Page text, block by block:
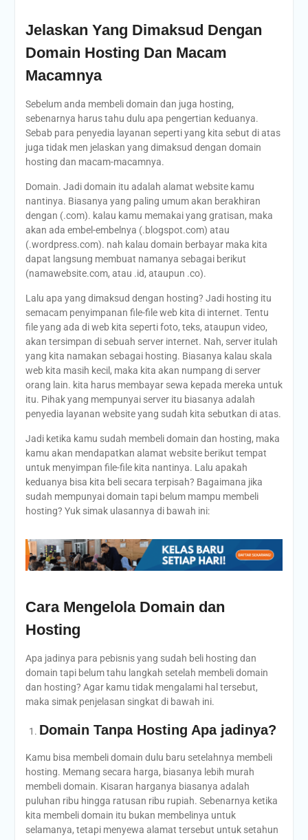
Jelaskan Yang Dimaksud Dengan
Domain Hosting Dan Macam
Macamnya
Sebelum anda membeli domain dan juga hosting,
sebenarnya harus tahu dulu apa pengertian keduanya.
Sebab para penyedia layanan seperti yang kita sebut di atas
juga tidak men jelaskan yang dimaksud dengan domain
hosting dan macam-macamnya.
Domain. Jadi domain itu adalah alamat website kamu
nantinya. Biasanya yang paling umum akan berakhiran
dengan (.com). kalau kamu memakai yang gratisan, maka
akan ada embel-embelnya (.blogspot.com) atau
(.wordpress.com). nah kalau domain berbayar maka kita
dapat langsung membuat namanya sebagai berikut
(namawebsite.com, atau .id, ataupun .co).
Lalu apa yang dimaksud dengan hosting? Jadi hosting itu
semacam penyimpanan file-file web kita di internet. Tentu
file yang ada di web kita seperti foto, teks, ataupun video,
akan tersimpan di sebuah server internet. Nah, server itulah
yang kita namakan sebagai hosting. Biasanya kalau skala
web kita masih kecil, maka kita akan numpang di server
orang lain. kita harus membayar sewa kepada mereka untuk
itu. Pihak yang mempunyai server itu biasanya adalah
penyedia layanan website yang sudah kita sebutkan di atas.
Jadi ketika kamu sudah membeli domain dan hosting, maka
kamu akan mendapatkan alamat website berikut tempat
untuk menyimpan file-file kita nantinya. Lalu apakah
keduanya bisa kita beli secara terpisah? Bagaimana jika
sudah mempunyai domain tapi belum mampu membeli
hosting? Yuk simak ulasannya di bawah ini:
Cara Mengelola Domain dan
Hosting
Apa jadinya para pebisnis yang sudah beli hosting dan
domain tapi belum tahu langkah setelah membeli domain
dan hosting? Agar kamu tidak mengalami hal tersebut,
maka simak penjelasan singkat di bawah ini.
Domain Tanpa Hosting Apa jadinya?
Kamu bisa membeli domain dulu baru setelahnya membeli
hosting. Memang secara harga, biasanya lebih murah
membeli domain. Kisaran harganya biasanya adalah
puluhan ribu hingga ratusan ribu rupiah. Sebenarnya ketika
kita membeli domain itu bukan membelinya untuk
selamanya, tetapi menyewa alamat tersebut untuk setahun